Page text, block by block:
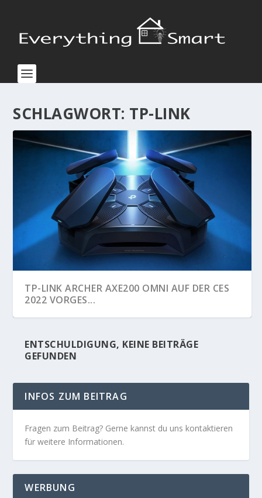
SCHLAGWORT: TP-LINK
TP-LINK ARCHER AXE200 OMNI AUF DER CES
2022 VORGES...
ENTSCHULDIGUNG, KEINE BEITRÄGE
GEFUNDEN
INFOS ZUM BEITRAG
Fragen zum Beitrag? Gerne kannst du uns kontaktieren
für weitere Informationen.
WERBUNG